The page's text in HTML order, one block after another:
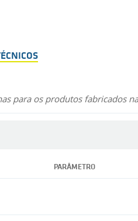
para os produtos fabricados
PARÂMETRO